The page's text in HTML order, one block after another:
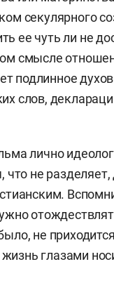
секулярного
ее чуть ли не
смысле
подлинное
слов,
лично
что не
не
глазами